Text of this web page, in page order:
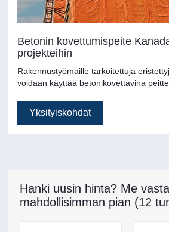
Betonin kovettumispeite
projekteihin
Rakennustyömaille tarkoitettuja
voidaan käyttää betonikovettavina
väliaikaisena lämpökaapina. Käytä näitä
lämpösuojat peittämään ja suojaamaan
Yksityiskohdat
Hanki uusin hinta? Me
mahdollisimman pian (12